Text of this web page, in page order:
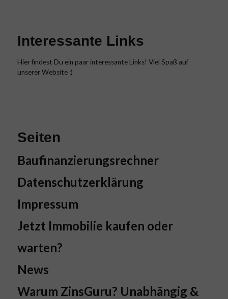
Interessante Links
Hier findest Du ein paar interessante Links! Viel Spaß auf
unserer Website :)
Seiten
Baufinanzierungsrechner
Datenschutzerklärung
Impressum
Jetzt Immobilie kaufen oder
warten?
News
Warum ZinsGuru? Unabhängig &